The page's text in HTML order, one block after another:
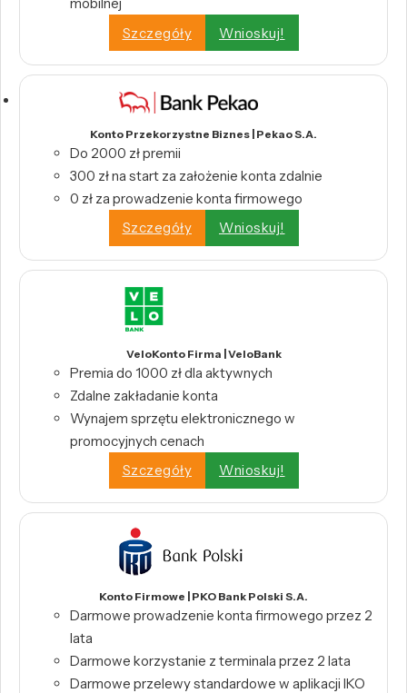
mobilnej
Szczegóły
Wnioskuj!
Konto Przekorzystne Biznes | Pekao S.A.
Do 2000 zł premii
300 zł na start za założenie konta zdalnie
0 zł za prowadzenie konta firmowego
Szczegóły
Wnioskuj!
VeloKonto Firma | VeloBank
Premia do 1000 zł dla aktywnych
Zdalne zakładanie konta
Wynajem sprzętu elektronicznego w
promocyjnych cenach
Szczegóły
Wnioskuj!
Konto Firmowe | PKO Bank Polski S.A.
Darmowe prowadzenie konta firmowego przez 2
lata
Darmowe korzystanie z terminala przez 2 lata
Darmowe przelewy standardowe w aplikacji IKO